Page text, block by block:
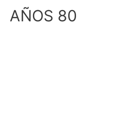
AÑOS 80